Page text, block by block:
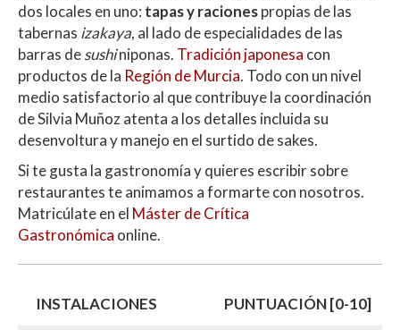
dos locales en uno: tapas y racionespropias de las
tabernas izakaya, al lado de especialidades de las
barras desushiniponas. Tradición japonesa con
productos de la Región de Murcia. Todo con un nivel
medio satisfactorio al que contribuye la coordinación
de Silvia Muñoz atenta a los detalles incluida su
desenvoltura y manejo en el surtido de sakes.
Si te gusta la gastronomía y quieres escribir sobre
restaurantes te animamos a formarte con nosotros.
Matricúlate en el Máster de Crítica
Gastronómica online.
INSTALACIONES PUNTUACIÓN [0-10]